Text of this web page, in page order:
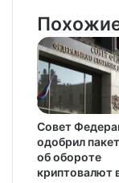
Совет
одобрил
об обороте
криптовалют